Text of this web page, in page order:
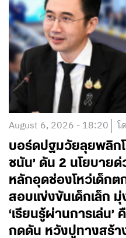
August 6, 2026 - 18:20 โ
บอร์ดปฐมวัยลุยพลิก
ชนัน’ ดัน 2 นโยบายด่
หลักอุดช่องโหว่เด็ก
สอบแข่งขันเด็กเล็ก มุ่
‘เรียนรู้ผ่านการเล่น
กดดัน หวังปูทางสร้า